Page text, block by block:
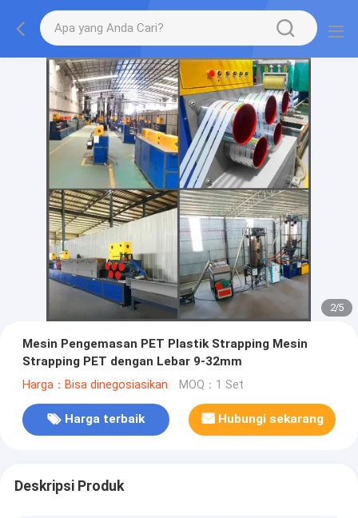
2/5
Mesin Pengemasan PET Plastik Strapping Mesin
Strapping PET dengan Lebar 9-32mm
Harga：Bisa dinegosiasikan MOQ：1 Set
Harga terbaik Hubungi sekarang
Deskripsi Produk